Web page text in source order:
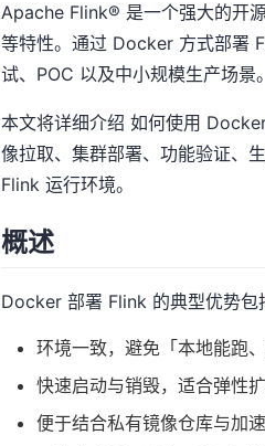
Apache Flink® 是一个强大的开
等特性。通过 Docker 方式部署
试、POC 以及中小规模生产场景。
本文将详细介绍 如何使用
像拉取、集群部署、功能验证、
Flink 运行环境。
概述
Docker 部署 Flink 的典型优势包
环境一致，避免「本地能跑
快速启动与销毁，适合弹性
便于结合私有镜像仓库与加